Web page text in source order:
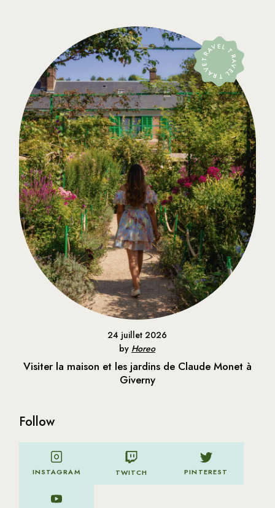
TRAVEL TRAVEL TRAVEL
24 juillet 2026
by Horeo
Visiter la maison et les jardins de Claude Monet à
Giverny
Follow
INSTAGRAM TWITCH PINTEREST